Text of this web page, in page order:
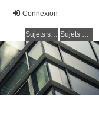
Connexion
Sujets sans réponse Sujets actifs